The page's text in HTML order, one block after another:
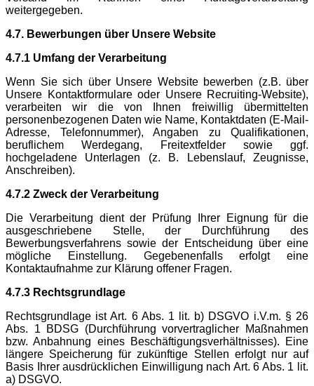
weitergegeben.
4.7. Bewerbungen über Unsere Website
4.7.1 Umfang der Verarbeitung
Wenn Sie sich über Unsere Website bewerben (z.B. über
Unsere Kontaktformulare oder Unsere Recruiting-Website),
verarbeiten wir die von Ihnen freiwillig übermittelten
personenbezogenen Daten wie Name, Kontaktdaten (E-Mail-
Adresse, Telefonnummer), Angaben zu Qualifikationen,
beruflichem Werdegang, Freitextfelder sowie ggf.
hochgeladene Unterlagen (z. B. Lebenslauf, Zeugnisse,
Anschreiben).
4.7.2 Zweck der Verarbeitung
Die Verarbeitung dient der Prüfung Ihrer Eignung für die
ausgeschriebene Stelle, der Durchführung des
Bewerbungsverfahrens sowie der Entscheidung über eine
mögliche Einstellung. Gegebenenfalls erfolgt eine
Kontaktaufnahme zur Klärung offener Fragen.
4.7.3 Rechtsgrundlage
Rechtsgrundlage ist Art. 6 Abs. 1 lit. b) DSGVO i.V.m. § 26
Abs. 1 BDSG (Durchführung vorvertraglicher Maßnahmen
bzw. Anbahnung eines Beschäftigungsverhältnisses). Eine
längere Speicherung für zukünftige Stellen erfolgt nur auf
Basis Ihrer ausdrücklichen Einwilligung nach Art. 6 Abs. 1 lit.
a) DSGVO.